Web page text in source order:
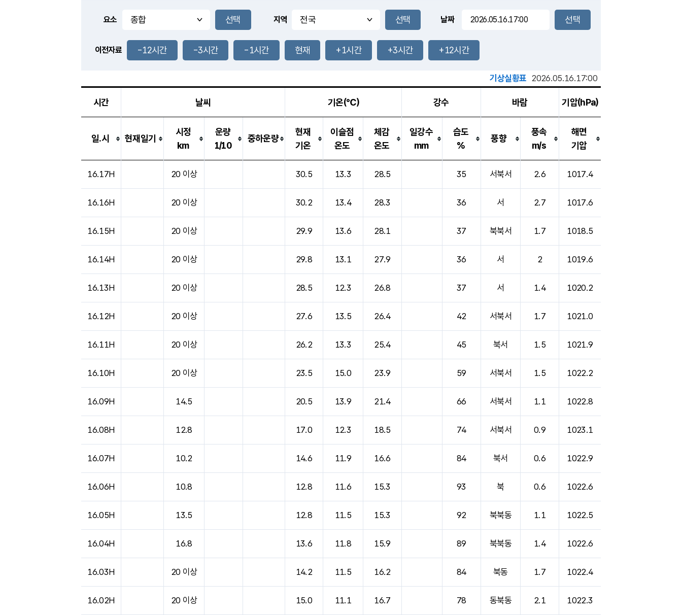
풍도
3.6m/s -mm
-mm
장호원
34.1
℃
-
37.8℃
1.2m/s
-mm
-mm
요소 지역 날짜
이전자료 -12시간 -3시간 -1시간 현재 +1시간 +3시간 +12시간
기상실황표 2026.05.16.17:00
시간 날씨 기온(℃) 강수 바람 기압(hPa)
일.시 현재일기
시정
km
운량
1/10
중하운량
현재
기온
이슬점
온도
체감
온도
일강수
mm
습도
%
풍향
풍속
m/s
해면
기압
16.17H 20 이상 30.5 13.3 28.5 35 서북서 2.6 1017.4
16.16H 20 이상 30.2 13.4 28.3 36 서 2.7 1017.6
16.15H 20 이상 29.9 13.6 28.1 37 북북서 1.7 1018.5
16.14H 20 이상 29.8 13.1 27.9 36 서 2 1019.6
16.13H 20 이상 28.5 12.3 26.8 37 서 1.4 1020.2
16.12H 20 이상 27.6 13.5 26.4 42 서북서 1.7 1021.0
16.11H 20 이상 26.2 13.3 25.4 45 북서 1.5 1021.9
16.10H 20 이상 23.5 15.0 23.9 59 서북서 1.5 1022.2
16.09H 14.5 20.5 13.9 21.4 66 서북서 1.1 1022.8
16.08H 12.8 17.0 12.3 18.5 74 서북서 0.9 1023.1
16.07H 10.2 14.6 11.9 16.6 84 북서 0.6 1022.9
16.06H 10.8 12.8 11.6 15.3 93 북 0.6 1022.6
16.05H 13.5 12.8 11.5 15.3 92 북북동 1.1 1022.5
16.04H 16.8 13.6 11.8 15.9 89 북북동 1.4 1022.6
16.03H 20 이상 14.2 11.5 16.2 84 북동 1.7 1022.4
16.02H 20 이상 15.0 11.1 16.7 78 동북동 2.1 1022.3